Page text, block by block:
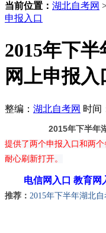
当前位置： 湖北自考网
申报入口
2015年下
网上申报入
整编： 湖北自考网 时间
2015年下半年
提供了两个申报入口和两
耐心刷新打开。
电信网入口 教育网
推荐： 2015年下半年湖北